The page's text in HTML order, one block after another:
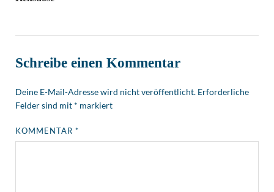
Schreibe einen Kommentar
Deine E-Mail-Adresse wird nicht veröffentlicht. Erforderliche
Felder sind mit * markiert
KOMMENTAR*